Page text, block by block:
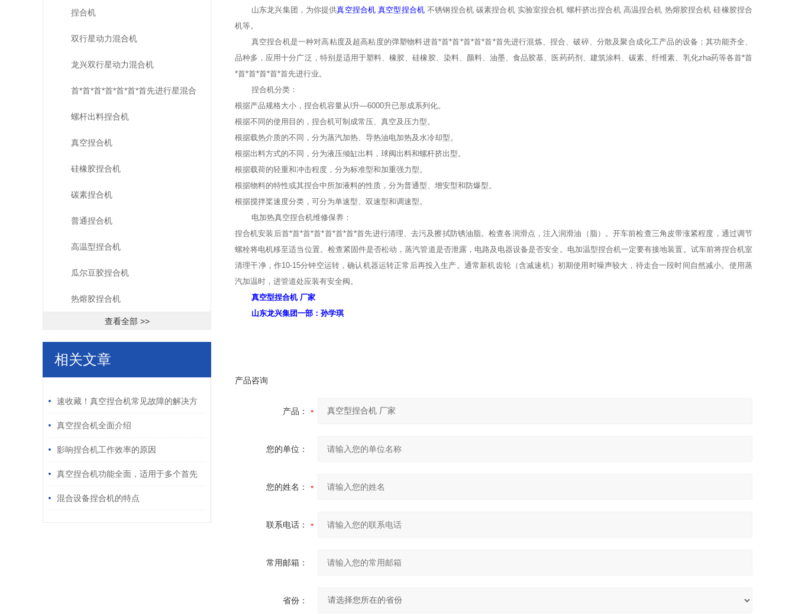
捏合机
双行星动力混合机
龙兴双行星动力混合机
首*首*首*首*首*首*首先进行星混合
螺杆出料捏合机
真空捏合机
硅橡胶捏合机
碳素捏合机
普通捏合机
高温型捏合机
瓜尔豆胶捏合机
热熔胶捏合机
查看全部 >>
相关文章
速收藏！真空捏合机常见故障的解决方
法分享
真空捏合机全面介绍
影响捏合机工作效率的原因
真空捏合机功能全面，适用于多个首先
进行业
混合设备捏合机的特点
山东龙兴集团，为你提供真空捏合机 真空型捏合机 不锈钢捏合机 碳素捏合机 实验室捏合机 螺杆挤出捏合机 高温捏合机 热熔胶捏合机 硅橡胶捏合
机等。
真空捏合机是一种对高粘度及超高粘度的弹塑物料进首*首*首*首*首*首*首先进行混炼、捏合、破碎、分散及聚合成化工产品的设备；其功能齐全、
品种多，应用十分广泛，特别是适用于塑料、橡胶、硅橡胶、染料、颜料、油墨、食品胶基、医药药剂、建筑涂料、碳素、纤维素、乳化zha药等各首*首
*首*首*首*首*首先进行业。
捏合机分类：
根据产品规格大小，捏合机容量从l升—6000升已形成系列化。
根据不同的使用目的，捏合机可制成常压、真空及压力型。
根据载热介质的不同，分为蒸汽加热、导热油电加热及水冷却型。
根据出料方式的不同，分为液压倾缸出料，球阀出料和螺杆挤出型。
根据载荷的轻重和冲击程度，分为标准型和加重强力型。
根据物料的特性或其捏合中所加液料的性质，分为普通型、增安型和防爆型。
根据搅拌桨速度分类，可分为单速型、双速型和调速型。
电加热真空捏合机维修保养：
捏合机安装后首*首*首*首*首*首*首*首先进行清理、去污及擦拭防锈油脂。检查各润滑点，注入润滑油（脂）。开车前检查三角皮带涨紧程度，通过调节
螺栓将电机移至适当位置。检查紧固件是否松动，蒸汽管道是否泄露，电路及电器设备是否安全。电加温型捏合机一定要有接地装置。试车前将捏合机室
清理干净，作10-15分钟空运转，确认机器运转正常后再投入生产。通常新机齿轮（含减速机）初期使用时噪声较大，待走合一段时间自然减小。使用蒸
汽加温时，进管道处应装有安全阀。
真空型捏合机 厂家
山东龙兴集团一部：孙学琪
产品咨询
产品：
您的单位：
您的姓名：
联系电话：
常用邮箱：
省份：